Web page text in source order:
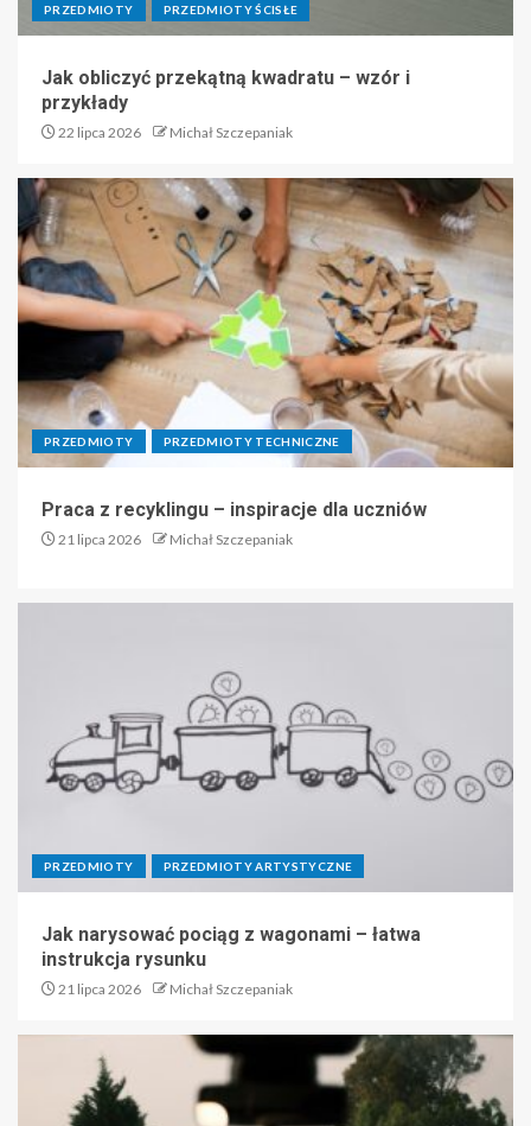
PRZEDMIOTY PRZEDMIOTY ŚCISŁE
Jak obliczyć przekątną kwadratu – wzór i
przykłady
22 lipca 2026 Michał Szczepaniak
PRZEDMIOTY PRZEDMIOTY TECHNICZNE
Praca z recyklingu – inspiracje dla uczniów
21 lipca 2026 Michał Szczepaniak
PRZEDMIOTY PRZEDMIOTY ARTYSTYCZNE
Jak narysować pociąg z wagonami – łatwa
instrukcja rysunku
21 lipca 2026 Michał Szczepaniak